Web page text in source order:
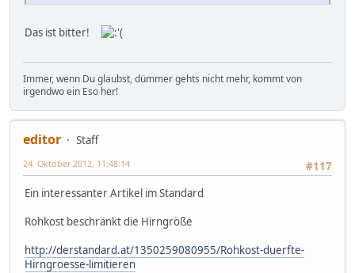
Das ist bitter!
Immer, wenn Du glaubst, dümmer gehts nicht mehr, kommt von
irgendwo ein Eso her!
editor
Staff
#117
24. Oktober 2012, 11:48:14
Ein interessanter Artikel im Standard
Rohkost beschränkt die Hirngröße
http://derstandard.at/1350259080955/Rohkost-duerfte-
Hirngroesse-limitieren